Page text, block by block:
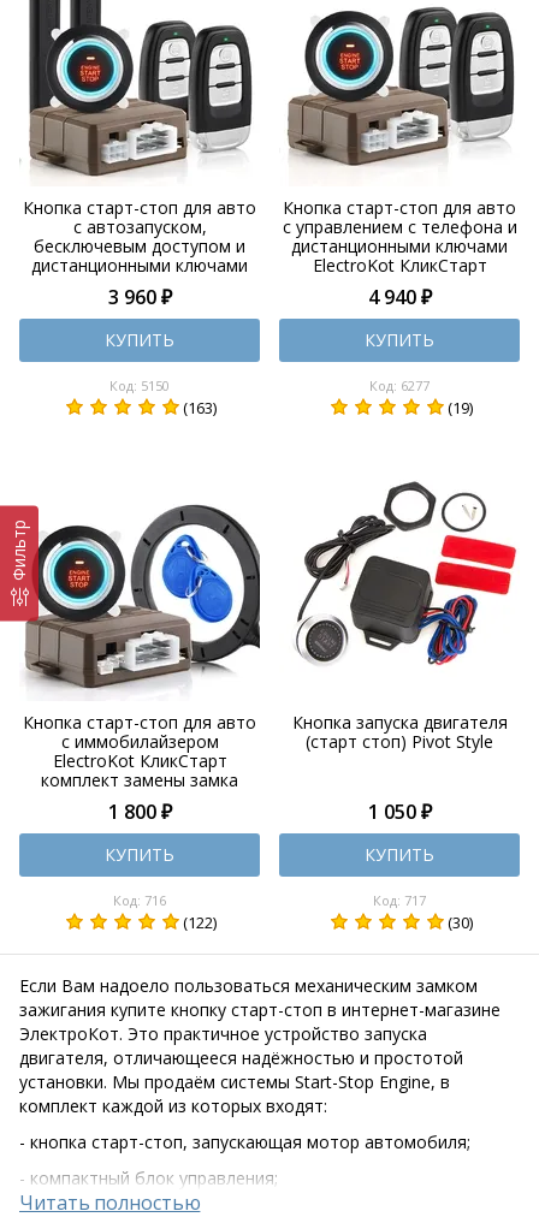
Кнопка старт-стоп для авто
с автозапуском,
бесключевым доступом и
дистанционными ключами
ElectroKot КликСтарт
3 960 ₽
КУПИТЬ
Код: 5150
(163)
Кнопка старт-стоп для авто
с управлением с телефона и
дистанционными ключами
ElectroKot КликСтарт
4 940 ₽
КУПИТЬ
Код: 6277
(19)
Кнопка старт-стоп для авто
с иммобилайзером
ElectroKot КликСтарт
комплект замены замка
зажигания
1 800 ₽
КУПИТЬ
Код: 716
(122)
Кнопка запуска двигателя
(старт стоп) Pivot Style
1 050 ₽
КУПИТЬ
Код: 717
(30)
Если Вам надоело пользоваться механическим замком
зажигания купите кнопку старт-стоп в интернет-магазине
ЭлектроКот. Это практичное устройство запуска
двигателя, отличающееся надёжностью и простотой
установки. Мы продаём системы Start-Stop Engine, в
комплект каждой из которых входят:
- кнопка старт-стоп, запускающая мотор автомобиля;
- компактный блок управления;
Фильтр